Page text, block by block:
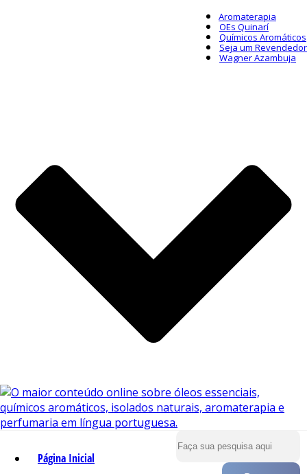
Aromaterapia
OEs Quinarí
Químicos Aromáticos
Seja um Revendedor
Wagner Azambuja
Página Inicial